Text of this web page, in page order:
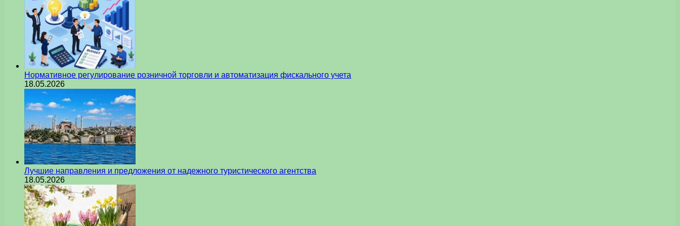
Нормативное регулирование розничной торговли и автоматизация фискального учета
18.05.2026
Лучшие направления и предложения от надежного туристического агентства
18.05.2026